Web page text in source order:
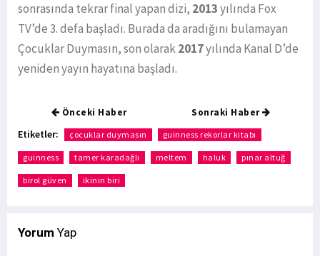
sonrasında tekrar final yapan dizi, 2013yılında Fox
TV’de 3. defa başladı. Burada da aradığını bulamayan
Çocuklar Duymasın, son olarak2017yılında Kanal D’de
yeniden yayın hayatına başladı.
Önceki Haber Sonraki Haber
Etiketler: çocuklar duymasın guinness rekorlar kitabı
guinness tamer karadağlı meltem haluk pınar altuğ
birol güven ikinin biri
Yorum Yap